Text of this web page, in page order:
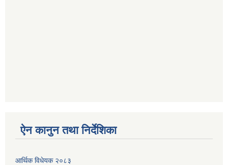
ऐन कानुन तथा निर्देशिका
आर्थिक विधेयक २०८३